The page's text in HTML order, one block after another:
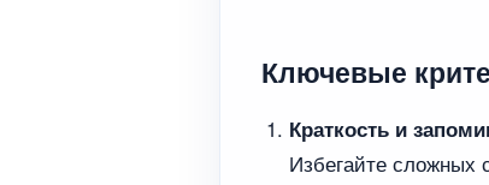
Ключевые
Краткость и
Избегайте сложных